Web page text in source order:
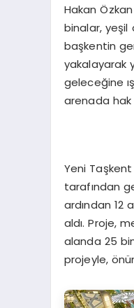
Hakan
binalar, yeşil
başkentin
yakalayarak
geleceğine
arenada hak
Yeni
tarafından
ardından 12
aldı. Proje,
alanda 25
projeyle,